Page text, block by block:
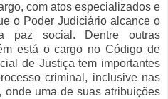
com atos especializados e
o Poder Judiciário alcance o
social. Dentre outras
está o cargo no Código de
de Justiça tem importantes
criminal, inclusive nas
uma de suas atribuições